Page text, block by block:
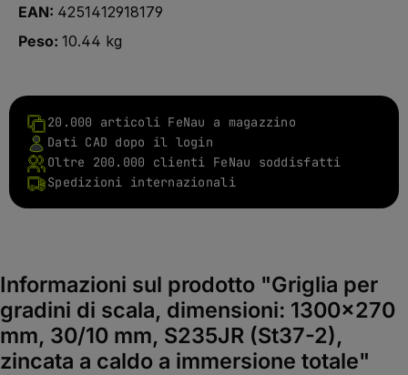
EAN: 4251412918179
Peso: 10.44 kg
20.000 articoli FeNau a magazzino
Dati CAD dopo il login
Oltre 200.000 clienti FeNau soddisfatti
Spedizioni internazionali
Informazioni sul prodotto "Griglia per
gradini di scala, dimensioni: 1300x270
mm, 30/10 mm, S235JR (St37-2),
zincata a caldo a immersione totale"